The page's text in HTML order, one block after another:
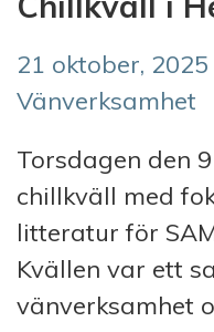
21 oktober, 2025
Vänverksamhet
Torsdagen den
chillkväll med
litteratur för
Kvällen var ett
vänverksamhet